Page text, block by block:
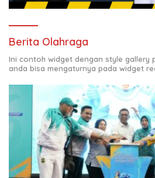
Berita Olahraga
Ini contoh widget dengan style gallery
anda bisa mengaturnya pada widget